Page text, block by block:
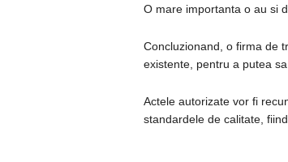
O mare importanta o au si
Concluzionand, o firma de
existente, pentru a putea
Actele autorizate vor fi
standardele de calitate,